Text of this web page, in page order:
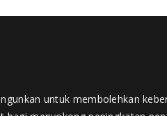
untuk membolehkan